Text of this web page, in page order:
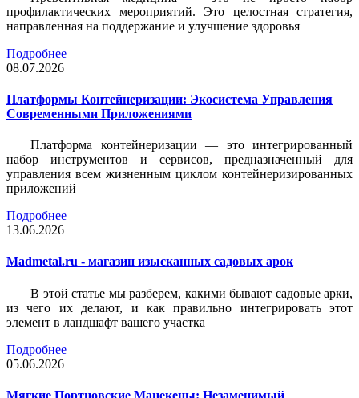
профилактических мероприятий. Это целостная стратегия,
направленная на поддержание и улучшение здоровья
Подробнее
08.07.2026
Платформы Контейнеризации: Экосистема Управления
Современными Приложениями
Платформа контейнеризации — это интегрированный
набор инструментов и сервисов, предназначенный для
управления всем жизненным циклом контейнеризированных
приложений
Подробнее
13.06.2026
Madmetal.ru - магазин изысканных садовых арок
В этой статье мы разберем, какими бывают садовые арки,
из чего их делают, и как правильно интегрировать этот
элемент в ландшафт вашего участка
Подробнее
05.06.2026
Мягкие Портновские Манекены: Незаменимый